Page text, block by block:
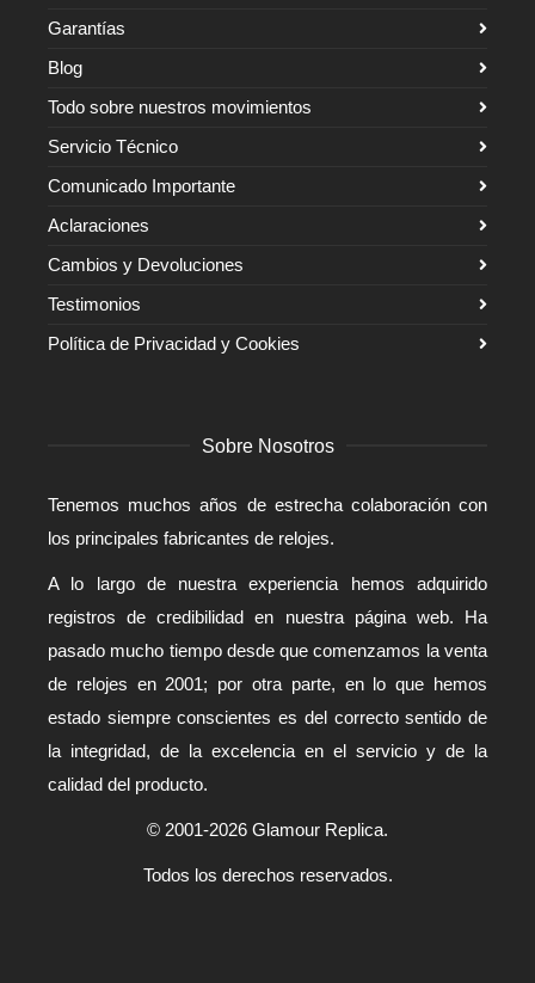
Garantías
Blog
Todo sobre nuestros movimientos
Servicio Técnico
Comunicado Importante
Aclaraciones
Cambios y Devoluciones
Testimonios
Política de Privacidad y Cookies
Sobre Nosotros
Tenemos muchos años de estrecha colaboración con
los principales fabricantes de relojes.
A lo largo de nuestra experiencia hemos adquirido
registros de credibilidad en nuestra página web. Ha
pasado mucho tiempo desde que comenzamos la venta
de relojes en 2001; por otra parte, en lo que hemos
estado siempre conscientes es del correcto sentido de
la integridad, de la excelencia en el servicio y de la
calidad del producto.
© 2001-2026 Glamour Replica.
Todos los derechos reservados.